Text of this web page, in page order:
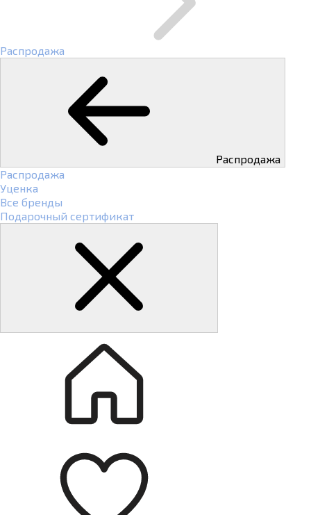
Распродажа
Распродажа
Распродажа
Уценка
Все бренды
Подарочный сертификат